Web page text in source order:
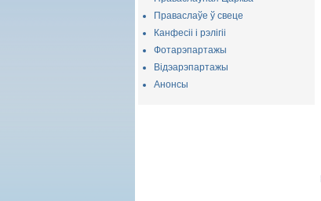
Праваслаўе ў свеце
Канфесіі і рэлігіі
Фотарэпартажы
Відэарэпартажы
Анонсы